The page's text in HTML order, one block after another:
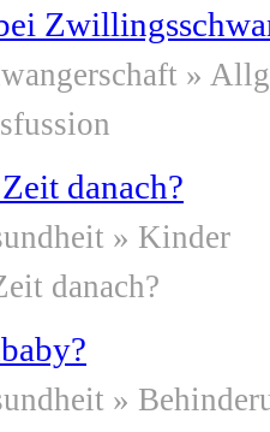
»
danach?
» Kinder
danach?
»